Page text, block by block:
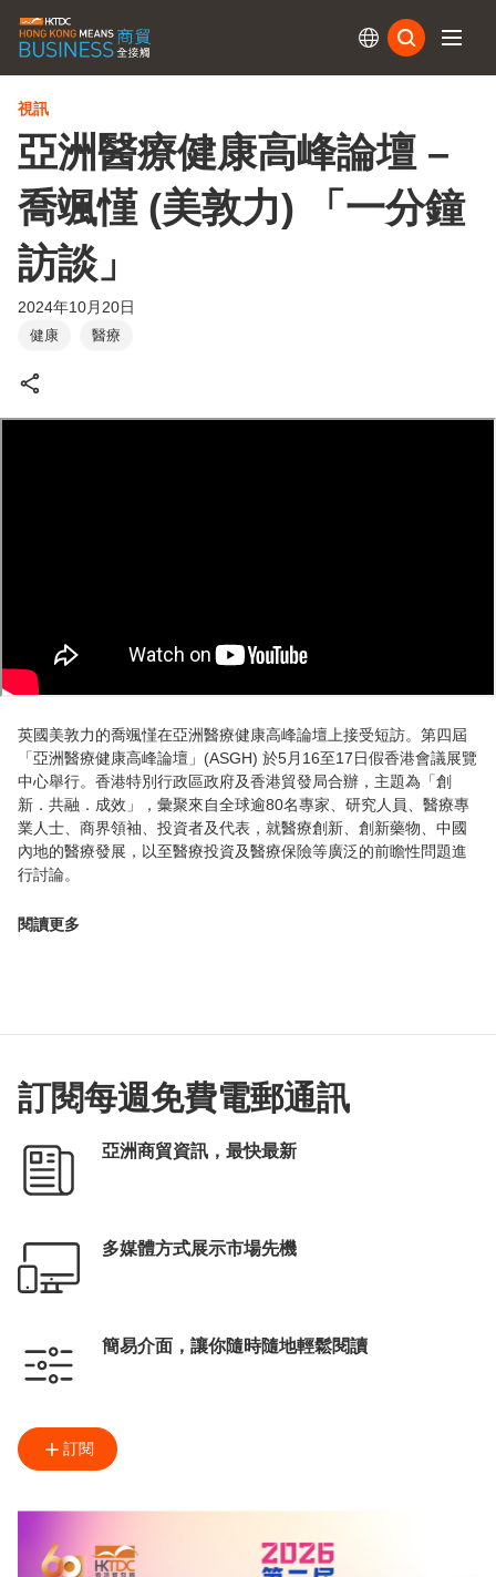
視訊
亞洲醫療健康高峰論壇 –
喬颯慬 (美敦力) 「一分鐘
訪談」
2024年10月20日
健康 醫療
英國美敦力的喬颯慬在亞洲醫療健康高峰論壇上接受短訪。第四屆
「亞洲醫療健康高峰論壇」(ASGH) 於5月16至17日假香港會議展覽
中心舉行。香港特別行政區政府及香港貿發局合辦，主題為「創
新．共融．成效」，彙聚來自全球逾80名專家、研究人員、醫療專
業人士、商界領袖、投資者及代表，就醫療創新、創新藥物、中國
內地的醫療發展，以至醫療投資及醫療保險等廣泛的前瞻性問題進
行討論。
閱讀更多
訂閱每週免費電郵通訊
亞洲商貿資訊，最快最新
多媒體方式展示市場先機
簡易介面，讓你隨時隨地輕鬆閱讀
訂閱